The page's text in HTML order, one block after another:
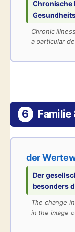
Chronische
Chronic
a particular
6 Familie
der
Der
besonders
The change
in the image